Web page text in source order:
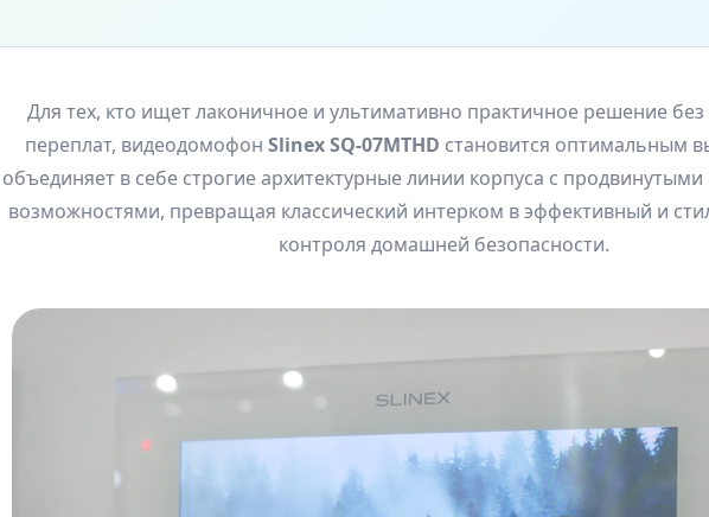
Для тех, кто ищет лаконичное и ультимативно практичное решение
переплат, видеодомофон Slinex SQ-07MTHD становится оптимальным
объединяет в себе строгие архитектурные линии корпуса с
возможностями, превращая классический интерком в эффективный и
контроля домашней безопасности.